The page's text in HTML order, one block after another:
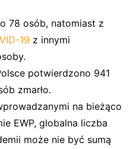
78 osób, natomiast z
19 z innymi
potwierdzono 941
zmarło.
na bieżąco
EWP, globalna liczba
może nie być sumą